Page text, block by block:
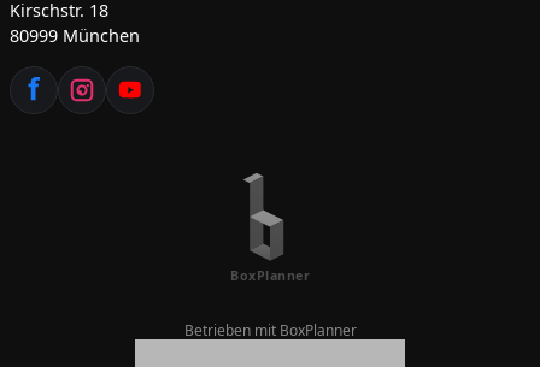
Kirschstr. 18
80999 München
Betrieben mit BoxPlanner